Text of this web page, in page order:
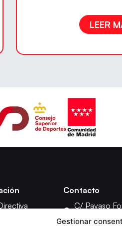
Gestionar
LEER
Contacto
C/ Payaso
Rivero, 28018